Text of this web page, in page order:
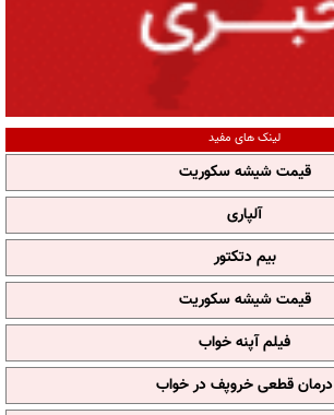
لینک های مفید
قیمت شیشه سکوریت
آلپاری
بیم دتکتور
قیمت شیشه سکوریت
فیلم آپنه خواب
درمان قطعی خروپف در خواب